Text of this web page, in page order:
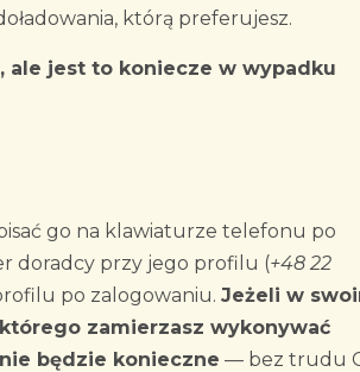
którą preferujesz.
ale jest to koniecze w wypadku
go na klawiaturze telefonu po
doradcy przy jego profilu (+48 22
po zalogowaniu. Jeżeli w
zamierzasz wykonywać
będzie konieczne — bez trudu